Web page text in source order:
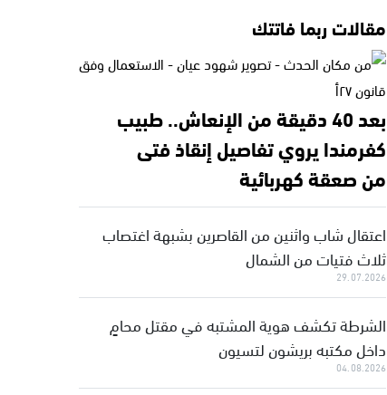
مقالات ربما فاتتك
بعد 40 دقيقة من الإنعاش.. طبيب
كفرمندا يروي تفاصيل إنقاذ فتى
من صعقة كهربائية
اعتقال شاب واثنين من القاصرين بشبهة اغتصاب
ثلاث فتيات من الشمال
29.07.2026
الشرطة تكشف هوية المشتبه في مقتل محامٍ
داخل مكتبه بريشون لتسيون
04.08.2026